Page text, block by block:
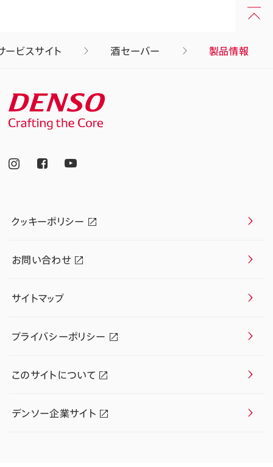
ービスサイト 酒セーバー 製品情報
クッキーポリシー
お問い合わせ
サイトマップ
プライバシーポリシー
このサイトについて
デンソー企業サイト